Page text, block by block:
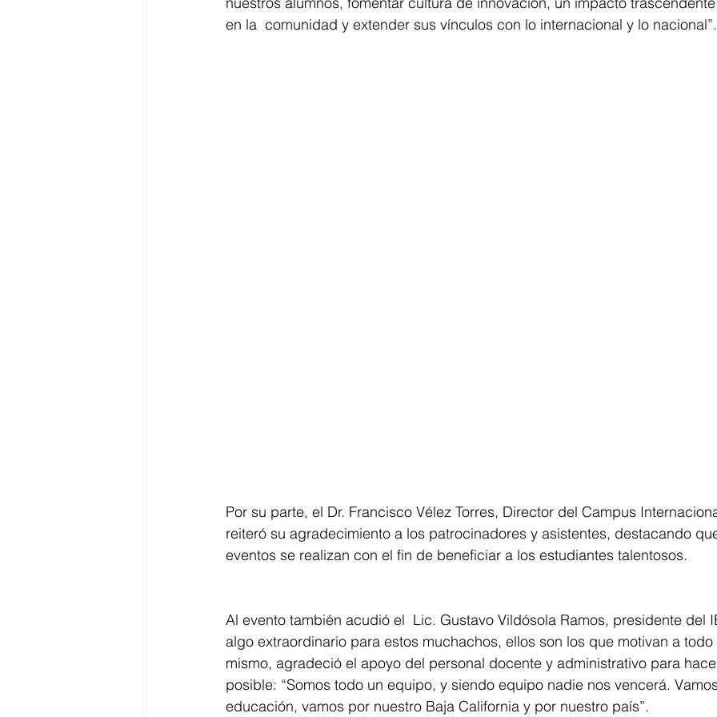
en la  comunidad y extender sus vínculos con lo internacional y lo nacional”.
Por su parte, el Dr. Francisco Vélez Torres, Director del Campus
reiteró su agradecimiento a los patrocinadores y asistentes, destacando
eventos se realizan con el fin de beneficiar a los estudiantes talentosos.
Al evento también acudió el  Lic. Gustavo Vildósola Ramos, presidente del
algo extraordinario para estos muchachos, ellos son los que motivan a todo
mismo, agradeció el apoyo del personal docente y administrativo para
posible: “Somos todo un equipo, y siendo equipo nadie nos vencerá.
educación, vamos por nuestro Baja California y por nuestro país”.